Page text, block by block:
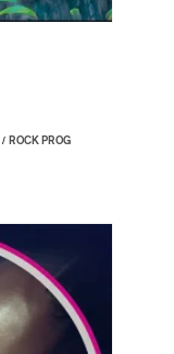
/ ROCK PROG